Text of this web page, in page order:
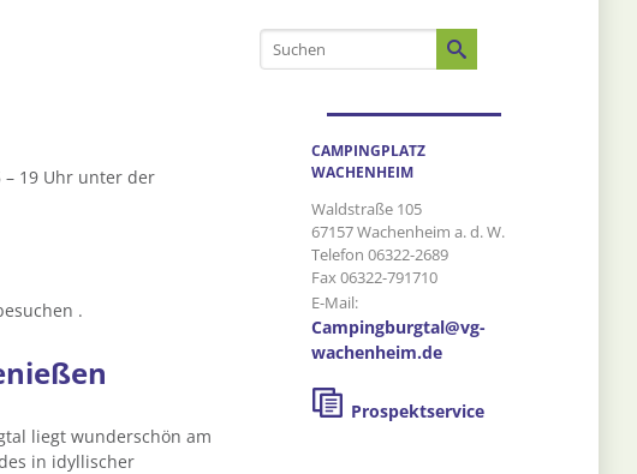
– 19 Uhr unter der
.
liegt wunderschön am
in idyllischer
CAMPINGPLATZ
WACHENHEIM
Waldstraße 105
67157 Wachenheim a. d. W.
Telefon 06322-2689
Fax 06322-791710
E-Mail:
Campingburgtal@vg-
wachenheim.de
Prospektservice